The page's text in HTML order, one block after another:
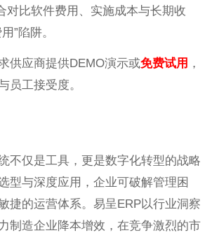
对比软件费用、实施成本与长期收
”陷阱。
供应商提供DEMO演示或免费试用 ，
员工接受度。
不仅是工具，更是数字化转型的战略
型与深度应用，企业可破解管理困
捷的运营体系。易呈ERP以行业洞察
制造企业降本增效，在竞争激烈的市